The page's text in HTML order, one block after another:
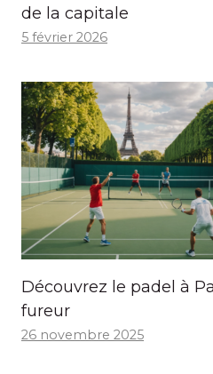
de la capitale
5 février 2026
Découvrez le padel à
fureur
26 novembre 2025